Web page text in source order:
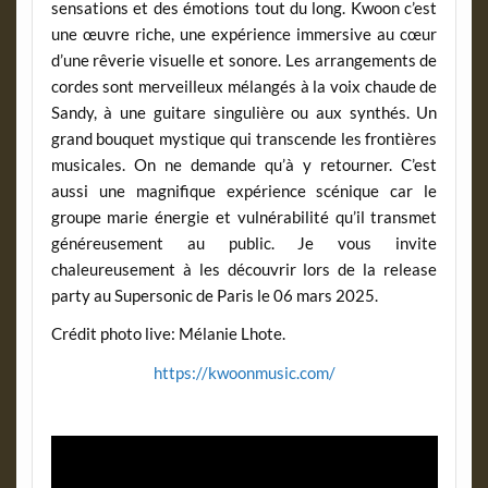
sensations et des émotions tout du long. Kwoon c’est
une œuvre riche, une expérience immersive au cœur
d’une rêverie visuelle et sonore. Les arrangements de
cordes sont merveilleux mélangés à la voix chaude de
Sandy, à une guitare singulière ou aux synthés. Un
grand bouquet mystique qui transcende les frontières
musicales. On ne demande qu’à y retourner. C’est
aussi une magnifique expérience scénique car le
groupe marie énergie et vulnérabilité qu’il transmet
généreusement au public. Je vous invite
chaleureusement à les découvrir lors de la release
party au Supersonic de Paris le 06 mars 2025.
Crédit photo live: Mélanie Lhote.
https://kwoonmusic.com/